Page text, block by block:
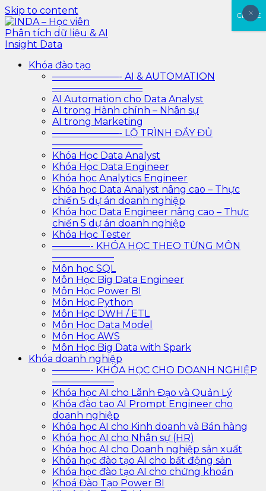
Skip to content
INDA – Học viên Phân tích dữ liệu & AI Insight Data
INDA – Học viện Đào tạo phân tích dữ liệu & AI chuyên
sâu cho ngành ngân hàng – bảo hiểm – chứng khoán
và doanh nghiệp với các project thực tế, cá nhân hóa
lộ trình với AI
Khóa đào tạo
———————- AI & AUTOMATION
—————————–
AI Automation cho Data Analyst
AI trong Hành chính – Nhân sự
AI trong Marketing
———————- LỘ TRÌNH ĐẦY ĐỦ
—————————–
Khóa Học Data Analyst
Khóa Học Data Engineer
Khóa học Analytics Engineer
Khóa học Data Analyst nâng cao – Thực
chiến 5 dự án doanh nghiệp
Khóa học Data Engineer nâng cao – Thực
chiến 5 dự án doanh nghiệp
Khóa Học Tester
————- KHÓA HỌC THEO TỪNG MÔN
——————–
Môn học SQL
Môn Học Big Data Engineer
Môn Học Power BI
Môn Học Python
Môn Học DWH / ETL
Môn Học Data Model
Môn Học AWS
Môn Học Big Data with Spark
Khóa doanh nghiệp
————- KHÓA HỌC CHO DOANH NGHIỆP
——————–
Khóa học AI cho Lãnh Đạo và Quản Lý
Khóa đào tạo AI Prompt Engineer cho
doanh nghiệp
Khóa học AI cho Kinh doanh và Bán hàng
Khóa học AI cho Nhân sự (HR)
Khóa học AI cho Doanh nghiệp sản xuất
Khóa học đào tạo AI cho bất động sản
Khóa học đào tạo AI cho chứng khoán
Khoá Đào Tạo Power BI
×
CLOSE
×